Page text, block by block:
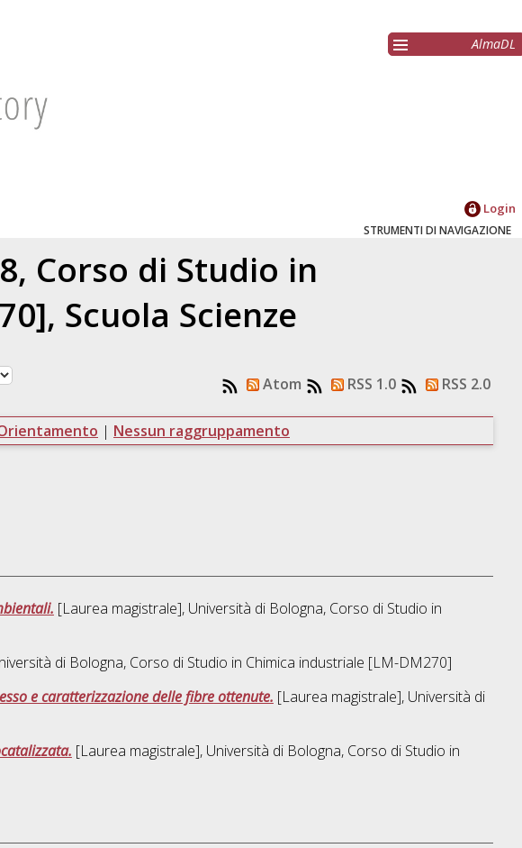
AlmaDL
Login
STRUMENTI DI NAVIGAZIONE
Corso di Studio in
Scuola Scienze
Atom RSS 1.0 RSS 2.0
| Nessun raggruppamento
[Laurea magistrale], Università di Bologna, Corso di Studio in
di Bologna, Corso di Studio in Chimica industriale [LM-DM270]
e caratterizzazione delle fibre ottenute. [Laurea magistrale], Università di
[Laurea magistrale], Università di Bologna, Corso di Studio in